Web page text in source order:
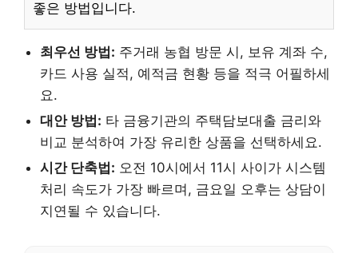
좋은 방법입니다.
최우선 방법: 주거래 농협 방문 시, 보유 계좌 수,
카드 사용 실적, 예적금 현황 등을 적극 어필하세
요.
대안 방법: 타 금융기관의 주택담보대출 금리와
비교 분석하여 가장 유리한 상품을 선택하세요.
시간 단축법: 오전 10시에서 11시 사이가 시스템
처리 속도가 가장 빠르며, 금요일 오후는 상담이
지연될 수 있습니다.